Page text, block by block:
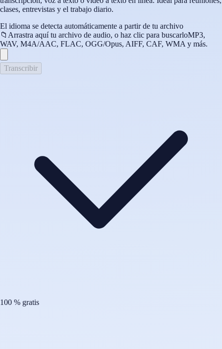
clases, entrevistas y el trabajo diario.
El idioma se detecta automáticamente a partir de tu archivo
📁 Arrastra aquí tu archivo de audio, o haz clic para buscarloMP3,
WAV, M4A/AAC, FLAC, OGG/Opus, AIFF, CAF, WMA y más.
Transcribir
100 % gratis